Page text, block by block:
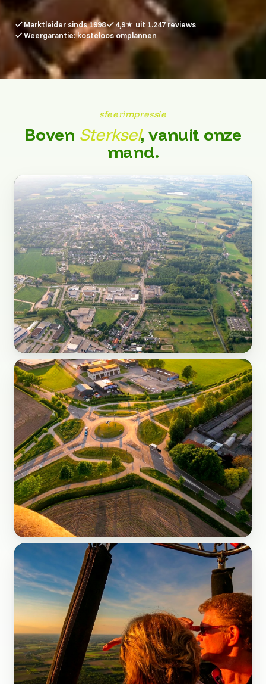
Marktleider sinds 1998
4,9★ uit 1.247 reviews
Weergarantie: kosteloos omplannen
sfeerimpressie
Boven Sterksel, vanuit onze
mand.